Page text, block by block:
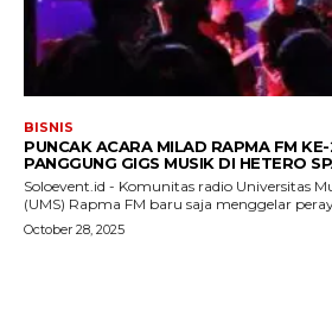
BISNIS
PUNCAK ACARA MILAD RAPMA FM
PANGGUNG GIGS MUSIK DI HETERO
Soloevent.id - Komunitas radio Universitas
(UMS) Rapma FM baru saja menggelar
October 28, 2025